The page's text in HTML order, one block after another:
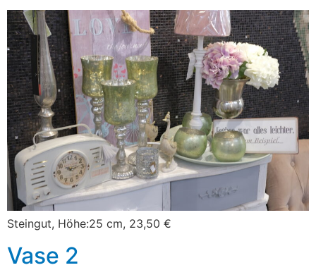
Steingut, Höhe:25 cm, 23,50 €
Vase 2